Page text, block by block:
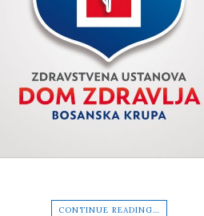
CONTINUE READING…